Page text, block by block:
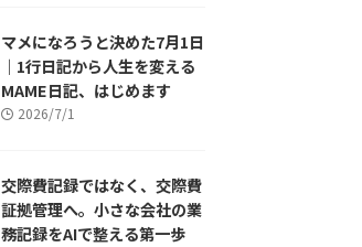
マメになろうと決めた7月1日
｜1行日記から人生を変える
MAME日記、はじめます
2026/7/1
交際費記録ではなく、交際費
証拠管理へ。小さな会社の業
務記録をAIで整える第一歩